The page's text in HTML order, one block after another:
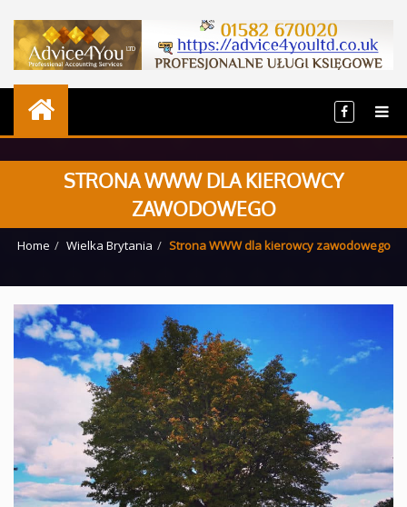
STRONA WWW DLA KIEROWCY
ZAWODOWEGO
Home Wielka Brytania Strona WWW dla kierowcy zawodowego